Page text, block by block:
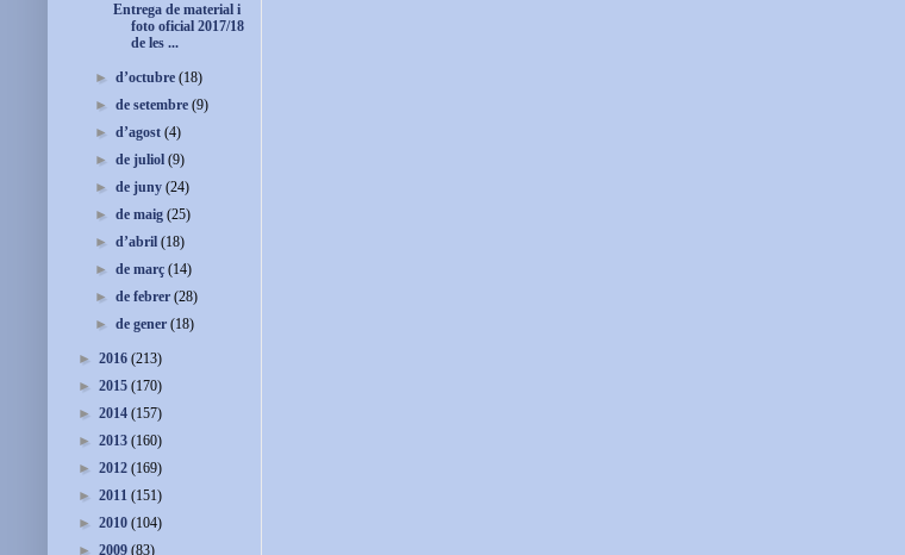
Entrega de material i
foto oficial 2017/18
de les ...
►d’octubre(18)
►de setembre(9)
►d’agost(4)
►de juliol(9)
►de juny(24)
►de maig(25)
►d’abril(18)
►de març(14)
►de febrer(28)
►de gener(18)
► 2016 (213)
► 2015 (170)
► 2014 (157)
► 2013 (160)
► 2012 (169)
► 2011 (151)
► 2010 (104)
► 2009 (83)